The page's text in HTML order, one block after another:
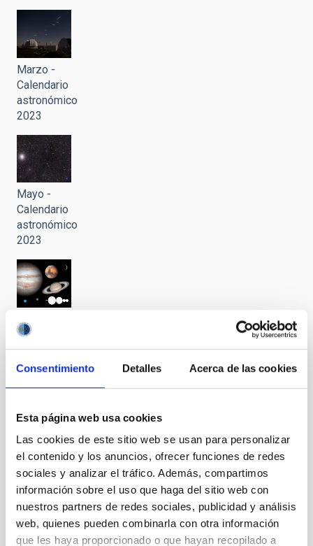
Consentimiento Detalles Acerca de las cookies
Esta página web usa cookies
Las cookies de este sitio web se usan para personalizar
el contenido y los anuncios, ofrecer funciones de redes
sociales y analizar el tráfico. Además, compartimos
información sobre el uso que haga del sitio web con
nuestros partners de redes sociales, publicidad y análisis
web, quienes pueden combinarla con otra información
que les haya proporcionado o que hayan recopilado a
Marzo -
Calendario
astronómico
2023
Mayo -
Calendario
astronómico
2023
Noviembre
-
Calendario
astronómico
Octubre -
Calendario
astronómico
2023